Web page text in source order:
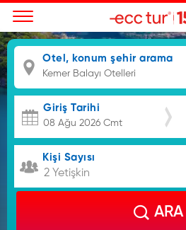
Otel, konum şehir arama
Giriş Tarihi
Kişi Sayısı
2 Yetişkin
ARA